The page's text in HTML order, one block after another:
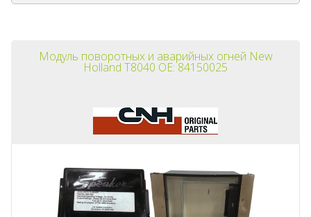
Модуль поворотных и аварийных огней New
Holland T8040 OE: 84150025